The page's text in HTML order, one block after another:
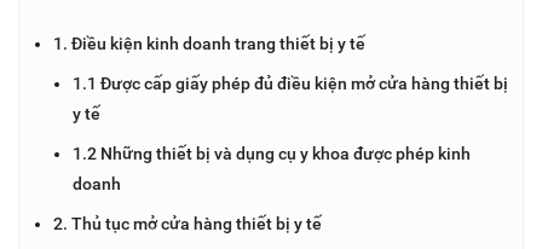
1. Điều kiện kinh doanh trang thiết bị y tế
1.1 Được cấp giấy phép đủ điều kiện mở cửa hàng thiết bị
y tế
1.2 Những thiết bị và dụng cụ y khoa được phép kinh
doanh
2. Thủ tục mở cửa hàng thiết bị y tế